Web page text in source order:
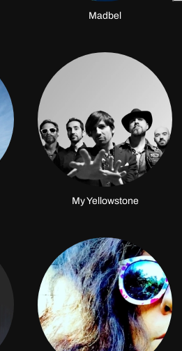
Madbel
My Yellowstone